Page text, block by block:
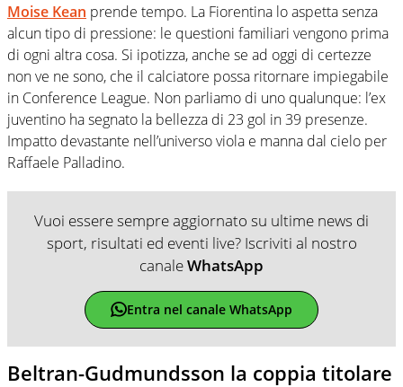
Moise Kean prende tempo. La Fiorentina lo aspetta senza
alcun tipo di pressione: le questioni familiari vengono prima
di ogni altra cosa. Si ipotizza, anche se ad oggi di certezze
non ve ne sono, che il calciatore possa ritornare impiegabile
in Conference League. Non parliamo di uno qualunque: l’ex
juventino ha segnato la bellezza di 23 gol in 39 presenze.
Impatto devastante nell’universo viola e manna dal cielo per
Raffaele Palladino.
Vuoi essere sempre aggiornato su ultime news di
sport, risultati ed eventi live? Iscriviti al nostro
canaleWhatsApp
Entra nel canale WhatsApp
Beltran-Gudmundsson la coppia titolare